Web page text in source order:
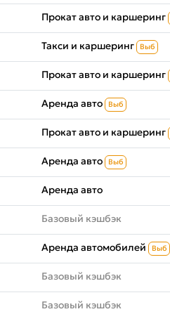
Прокат авто и каршеринг
Такси и каршеринг Выб
Прокат авто и каршеринг
Аренда авто Выб
Прокат авто и каршеринг
Аренда авто Выб
Аренда авто
Базовый кэшбэк
Аренда автомобилей Выб
Базовый кэшбэк
Базовый кэшбэк